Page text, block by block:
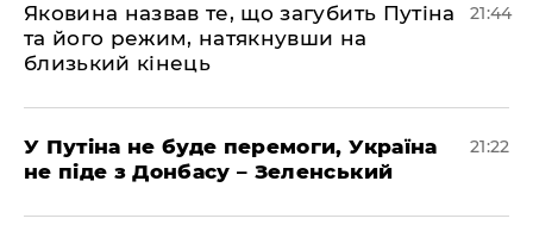
Яковина назвав те, що загубить Путіна
та його режим, натякнувши на
близький кінець
21:44
У Путіна не буде перемоги, Україна
не піде з Донбасу – Зеленський
21:22